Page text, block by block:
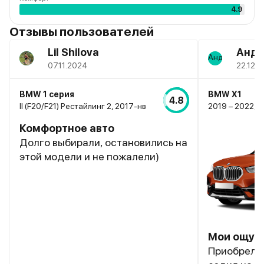
4.9
Отзывы пользователей
Lil Shilova
07.11.2024
BMW 1 серия
II (F20/F21) Рестайлинг 2, 2017-нв
4.8
Комфортное авто
Долго выбирали, остановились на
этой модели и не пожалели)
BMW X1
2019 – 2022,
Мои
Приобрел в